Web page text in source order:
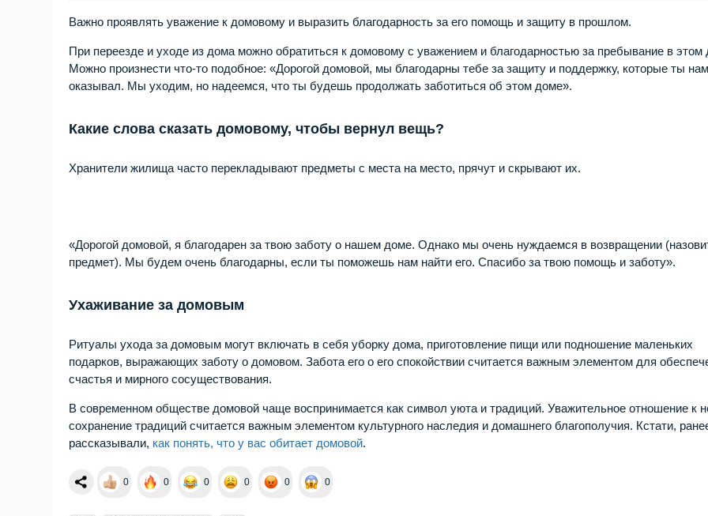
Важно проявлять уважение к домовому и выразить благодарность за его помощь и защиту в прошлом.
При переезде и уходе из дома можно обратиться к домовому с уважением и благодарностью за пребывание в этом
Можно произнести что-то подобное: «Дорогой домовой, мы благодарны тебе за защиту и поддержку, которые ты нам
оказывал. Мы уходим, но надеемся, что ты будешь продолжать заботиться об этом доме».
Какие слова сказать домовому, чтобы вернул вещь?
Хранители жилища часто перекладывают предметы с места на место, прячут и скрывают их.
«Дорогой домовой, я благодарен за твою заботу о нашем доме. Однако мы очень нуждаемся в возвращении
предмет). Мы будем очень благодарны, если ты поможешь нам найти его. Спасибо за твою помощь и заботу».
Ухаживание за домовым
Ритуалы ухода за домовым могут включать в себя уборку дома, приготовление пищи или подношение маленьких
подарков, выражающих заботу о домовом. Забота его о его спокойствии считается важным элементом для
счастья и мирного сосуществования.
В современном обществе домовой чаще воспринимается как символ уюта и традиций. Уважительное отношение к
сохранение традиций считается важным элементом культурного наследия и домашнего благополучия. Кстати,
рассказывали, как понять, что у вас обитает домовой.
0 0 0 0 0 0